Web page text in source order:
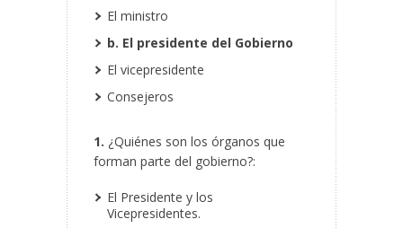
El ministro
b. El presidente del Gobierno
El vicepresidente
Consejeros
1. ¿Quiénes son los órganos que
forman parte del gobierno?:
El Presidente y los
Vicepresidentes.